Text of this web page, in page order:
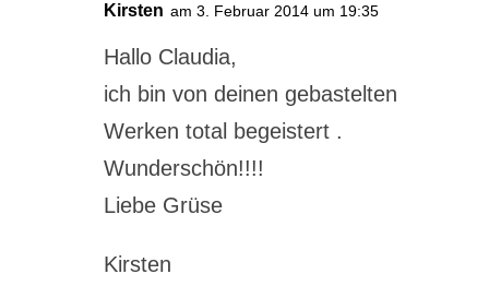
Kirsten am 3. Februar 2014 um 19:35
Hallo Claudia,
ich bin von deinen gebastelten
Werken total begeistert .
Wunderschön!!!!
Liebe Grüse
Kirsten